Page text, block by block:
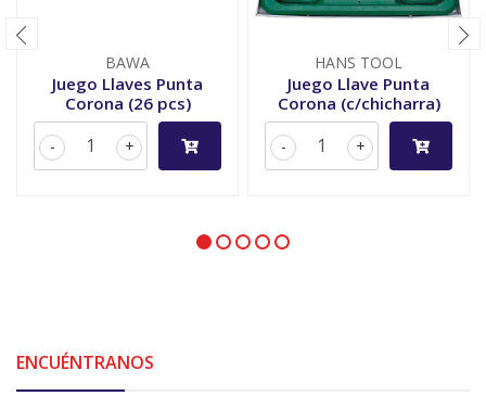
BAWA
Juego Llaves Punta
Corona (26 pcs)
+
-
HANS TOOL
Juego Llave Punta
Corona (c/chicharra)
+
-
ENCUÉNTRANOS